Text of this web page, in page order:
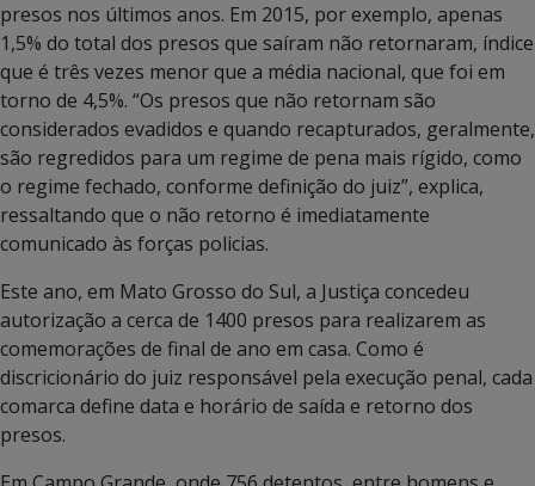
presos nos últimos anos. Em 2015, por exemplo, apenas
1,5% do total dos presos que saíram não retornaram, índice
que é três vezes menor que a média nacional, que foi em
torno de 4,5%. “Os presos que não retornam são
considerados evadidos e quando recapturados, geralmente,
são regredidos para um regime de pena mais rígido, como
o regime fechado, conforme definição do juiz”, explica,
ressaltando que o não retorno é imediatamente
comunicado às forças policias.
Este ano, em Mato Grosso do Sul, a Justiça concedeu
autorização a cerca de 1400 presos para realizarem as
comemorações de final de ano em casa. Como é
discricionário do juiz responsável pela execução penal, cada
comarca define data e horário de saída e retorno dos
presos.